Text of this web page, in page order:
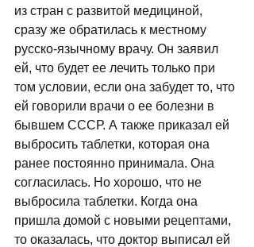
из стран с развитой медициной,
сразу же обратилась к местному
русско-язычному врачу. Он заявил
ей, что будет ее лечить только при
том условии, если она забудет то, что
ей говорили врачи о ее болезни в
бывшем СССР. А также приказал ей
выбросить таблетки, которая она
ранее постоянно принимала. Она
согласилась. Но хорошо, что не
выбросила таблетки. Когда она
пришла домой с новыми рецептами,
то оказалась, что доктор выписал ей